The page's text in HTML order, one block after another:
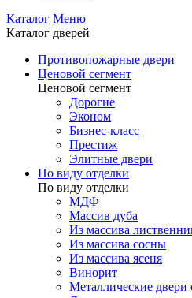
Каталог Меню
Каталог дверей
Противопожарные двери
Ценовой сегмент
Ценовой сегмент
Дорогие
Эконом
Бизнес-класс
Престиж
Элитные двери
По виду отделки
По виду отделки
МДФ
Массив дуба
Из массива
Из массива сосны
Из массива ясеня
Винорит
Металлические двери